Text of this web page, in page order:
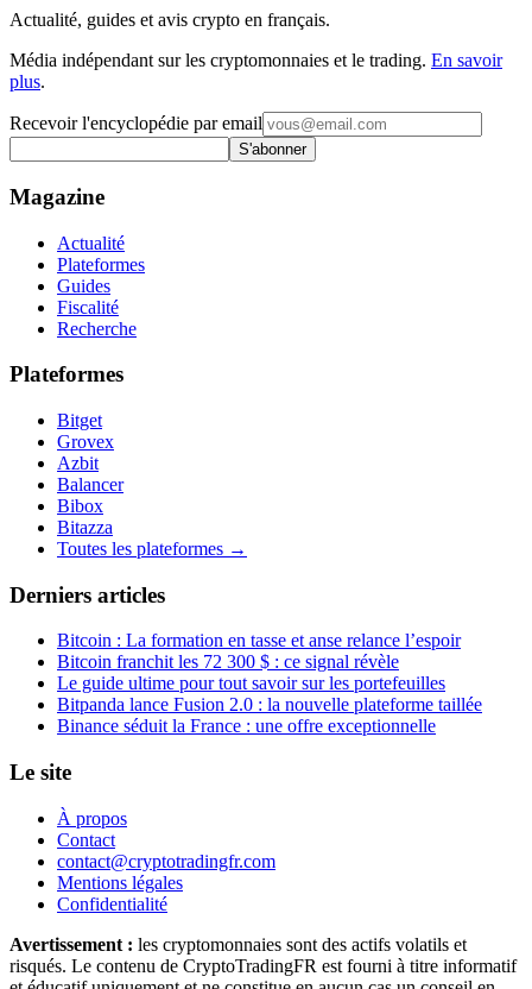
Actualité, guides et avis crypto en français.
Média indépendant sur les cryptomonnaies et le trading. En savoir
plus.
Recevoir l'encyclopédie par email
S'abonner
Magazine
Actualité
Plateformes
Guides
Fiscalité
Recherche
Plateformes
Bitget
Grovex
Azbit
Balancer
Bibox
Bitazza
Toutes les plateformes →
Derniers articles
Bitcoin : La formation en tasse et anse relance l’espoir
Bitcoin franchit les 72 300 $ : ce signal révèle
Le guide ultime pour tout savoir sur les portefeuilles
Bitpanda lance Fusion 2.0 : la nouvelle plateforme taillée
Binance séduit la France : une offre exceptionnelle
Le site
À propos
Contact
contact@cryptotradingfr.com
Mentions légales
Confidentialité
Avertissement : les cryptomonnaies sont des actifs volatils et
risqués. Le contenu de CryptoTradingFR est fourni à titre informatif